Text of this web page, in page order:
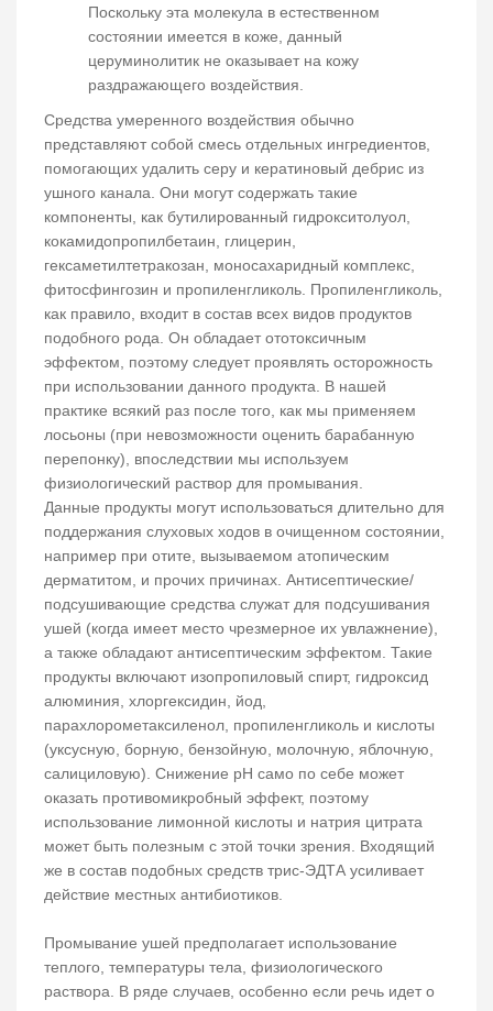
Поскольку эта молекула в естественном
состоянии имеется в коже, данный
церуминолитик не оказывает на кожу
раздражающего воздействия.
Средства умеренного воздействия обычно
представляют собой смесь отдельных ингредиентов,
помогающих удалить серу и кератиновый дебрис из
ушного канала. Они могут содержать такие
компоненты, как бутилированный гидрокситолуол,
кокамидопропилбетаин, глицерин,
гексаметилтетракозан, моносахаридный комплекс,
фитосфингозин и пропиленгликоль. Пропиленгликоль,
как правило, входит в состав всех видов продуктов
подобного рода. Он обладает ототоксичным
эффектом, поэтому следует проявлять осторожность
при использовании данного продукта. В нашей
практике всякий раз после того, как мы применяем
лосьоны (при невозможности оценить барабанную
перепонку), впоследствии мы используем
физиологический раствор для промывания.
Данные продукты могут использоваться длительно для
поддержания слуховых ходов в очищенном состоянии,
например при отите, вызываемом атопическим
дерматитом, и прочих причинах. Антисептические/
подсушивающие средства служат для подсушивания
ушей (когда имеет место чрезмерное их увлажнение),
а также обладают антисептическим эффектом. Такие
продукты включают изопропиловый спирт, гидроксид
алюминия, хлоргексидин, йод,
парахлорометаксиленол, пропиленгликоль и кислоты
(уксусную, борную, бензойную, молочную, яблочную,
салициловую). Снижение рН само по себе может
оказать противомикробный эффект, поэтому
использование лимонной кислоты и натрия цитрата
может быть полезным с этой точки зрения. Входящий
же в состав подобных средств трис-ЭДТА усиливает
действие местных антибиотиков.
Промывание ушей предполагает использование
теплого, температуры тела, физиологического
раствора. В ряде случаев, особенно если речь идет о